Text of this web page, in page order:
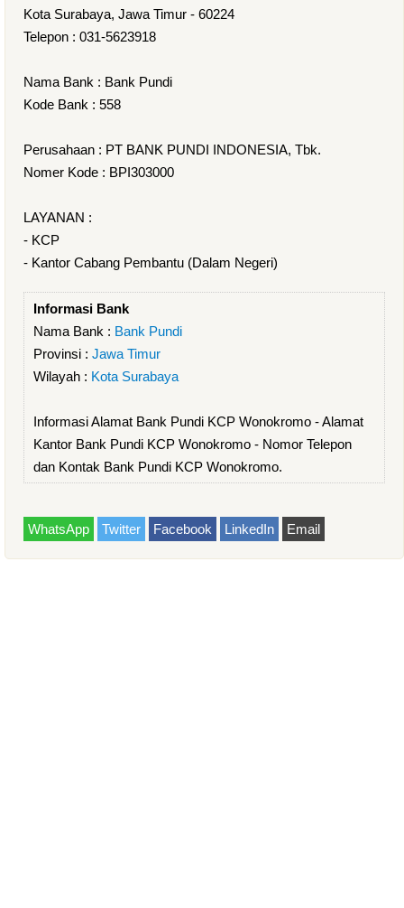
Kota Surabaya, Jawa Timur - 60224
Telepon : 031-5623918
Nama Bank : Bank Pundi
Kode Bank : 558
Perusahaan : PT BANK PUNDI INDONESIA, Tbk.
Nomer Kode : BPI303000
LAYANAN :
- KCP
- Kantor Cabang Pembantu (Dalam Negeri)
Informasi Bank
Nama Bank : Bank Pundi
Provinsi : Jawa Timur
Wilayah : Kota Surabaya
Informasi Alamat Bank Pundi KCP Wonokromo - Alamat
Kantor Bank Pundi KCP Wonokromo - Nomor Telepon
dan Kontak Bank Pundi KCP Wonokromo.
WhatsApp Twitter Facebook LinkedIn Email